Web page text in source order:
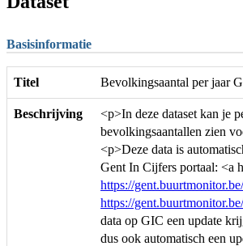
Basisinformatie
Titel Bevolkingsaantal per jaar
Beschrijving
<p>In deze dataset kan je
bevolkingsaantallen zien
<p>Deze data is
Gent In Cijfers portaal: <a
https://
https://
data op GIC een update
dus ook automatisch een